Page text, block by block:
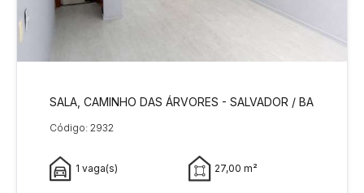
SALA, CAMINHO DAS ÁRVORES - SALVADOR / BA
Código: 2932
1 vaga(s) 27,00 m²